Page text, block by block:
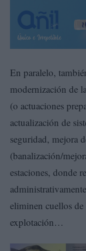
En paralelo,
modernización de
(o actuaciones
actualización de
seguridad, mejora
(banalización/
estaciones, donde
eliminen cuellos
explotación…